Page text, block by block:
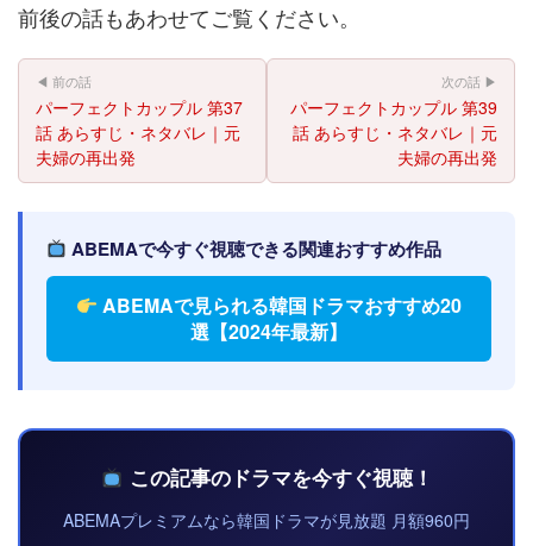
前後の話もあわせてご覧ください。
◀ 前の話
パーフェクトカップル 第37
話 あらすじ・ネタバレ｜元
夫婦の再出発
次の話 ▶
パーフェクトカップル 第39
話 あらすじ・ネタバレ｜元
夫婦の再出発
ABEMAで今すぐ視聴できる関連おすすめ作品
ABEMAで見られる韓国ドラマおすすめ20
選【2024年最新】
この記事のドラマを今すぐ視聴！
ABEMAプレミアムなら韓国ドラマが見放題 月額960円